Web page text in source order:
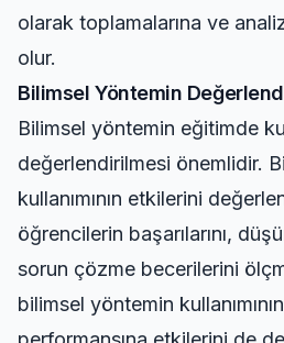
olarak toplamalarına ve
olur.
Bilimsel Yöntemin
Bilimsel yöntemin eğitimde
değerlendirilmesi önemlidir.
kullanımının etkilerini
öğrencilerin başarılarını,
sorun çözme becerilerini
bilimsel yöntemin